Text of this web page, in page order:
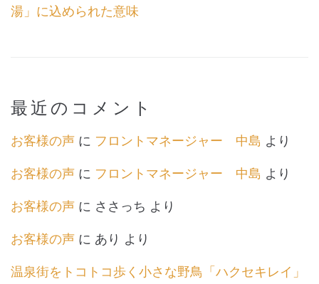
湯」に込められた意味
最近のコメント
お客様の声 に フロントマネージャー 中島 より
お客様の声 に フロントマネージャー 中島 より
お客様の声 に ささっち より
お客様の声 に あり より
温泉街をトコトコ歩く小さな野鳥「ハクセキレイ」